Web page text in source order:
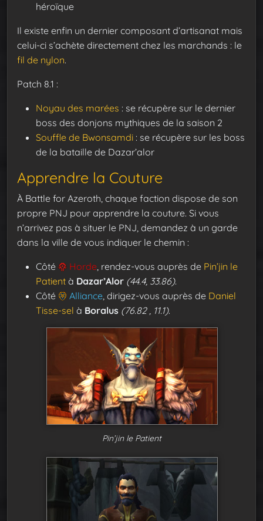
héroïque
Il existe enfin un dernier composant d’artisanat mais
celui-ci s’achète directement chez les marchands : le
fil de nylon.
Patch 8.1 :
Noyau des marées : se récupère sur le dernier
boss des donjons mythiques de la saison 2
Souffle de Bwonsamdi : se récupère sur les boss
de la bataille de Dazar’alor
Apprendre la Couture
À Battle for Azeroth, chaque faction dispose de son
propre PNJ pour apprendre la couture. Si vous
n’arrivez pas à situer le PNJ, demandez à un garde
dans la ville de vous indiquer le chemin :
Côté Horde, rendez-vous auprès de Pin’jin le
Patient à Dazar’Alor (44.4, 33.86).
Côté
Alliance, dirigez-vous auprès de Daniel
Tisse-sel à Boralus (76.82 , 11.1).
Pin’jin le Patient